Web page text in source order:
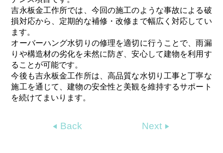
吉永板金工作所では、今回の施工のような事故による破
損対応から、定期的な補修・改修まで幅広く対応してい
ます。
オーバーハング水切りの修理を適切に行うことで、雨漏
りや構造材の劣化を未然に防ぎ、安心して建物を利用す
ることが可能です。
今後も吉永板金工作所は、高品質な水切り工事と丁寧な
施工を通じて、建物の安全性と美観を維持するサポート
を続けてまいります。
Back Next